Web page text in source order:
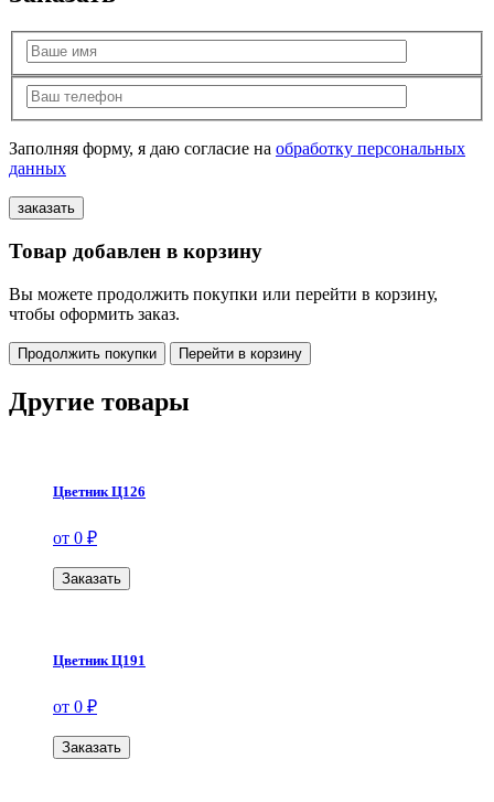
Заполняя форму, я даю согласие на обработку персональных
данных
Товар добавлен в корзину
Вы можете продолжить покупки или перейти в корзину,
чтобы оформить заказ.
Продолжить покупки Перейти в корзину
Другие товары
Цветник Ц126
от 0 ₽
Заказать
Цветник Ц191
от 0 ₽
Заказать